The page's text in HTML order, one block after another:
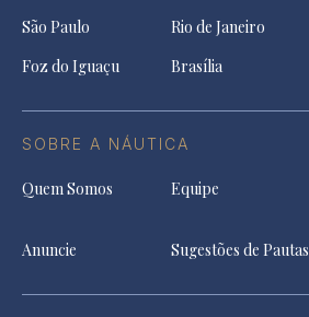
São Paulo Rio de Janeiro
Foz do Iguaçu
Brasília
SOBRE A NÁUTICA
Quem Somos Equipe
Anuncie
Sugestões de Pautas